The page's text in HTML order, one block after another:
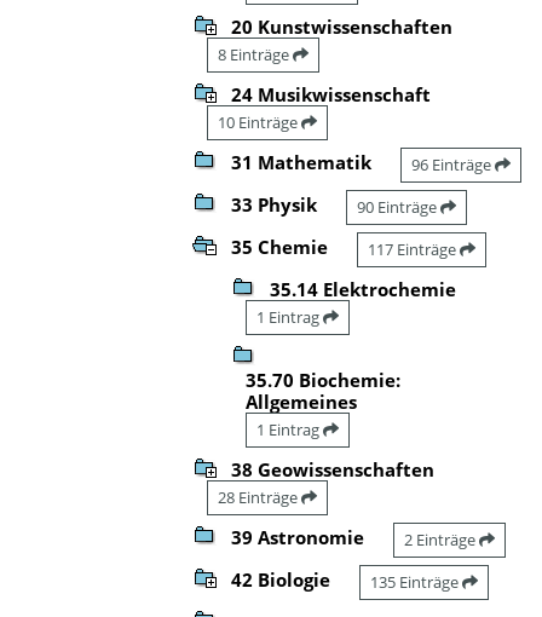
20 Kunstwissenschaften
8 Einträge
24 Musikwissenschaft
10 Einträge
31 Mathematik 96 Einträge
33 Physik 90 Einträge
35 Chemie 117 Einträge
35.14 Elektrochemie
1 Eintrag
35.70 Biochemie:
Allgemeines
1 Eintrag
38 Geowissenschaften
28 Einträge
39 Astronomie 2 Einträge
42 Biologie 135 Einträge